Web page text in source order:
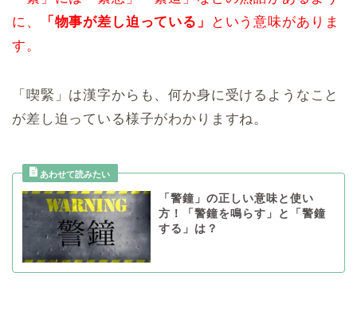
に、
「物事が差し迫っている」
という意味がありま
す。
「喫緊」は漢字からも、何か身に受けるようなこと
が差し迫っている様子がわかりますね。
「警鐘」の正しい意味と使い
方！「警鐘を鳴らす」と「警鐘
する」は？